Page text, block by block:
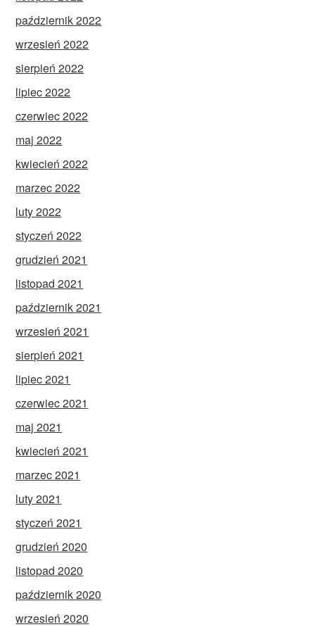
październik 2022
wrzesień 2022
sierpień 2022
lipiec 2022
czerwiec 2022
maj 2022
kwiecień 2022
marzec 2022
luty 2022
styczeń 2022
grudzień 2021
listopad 2021
październik 2021
wrzesień 2021
sierpień 2021
lipiec 2021
czerwiec 2021
maj 2021
kwiecień 2021
marzec 2021
luty 2021
styczeń 2021
grudzień 2020
listopad 2020
październik 2020
wrzesień 2020